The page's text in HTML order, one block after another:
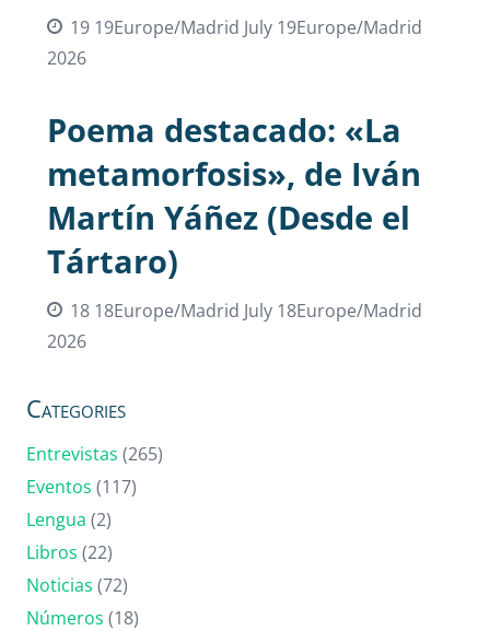
19 19Europe/Madrid July 19Europe/Madrid
2026
Poema destacado: «La
metamorfosis», de Iván
Martín Yáñez (Desde el
Tártaro)
18 18Europe/Madrid July 18Europe/Madrid
2026
Categories
Entrevistas (265)
Eventos (117)
Lengua (2)
Libros (22)
Noticias (72)
Números (18)